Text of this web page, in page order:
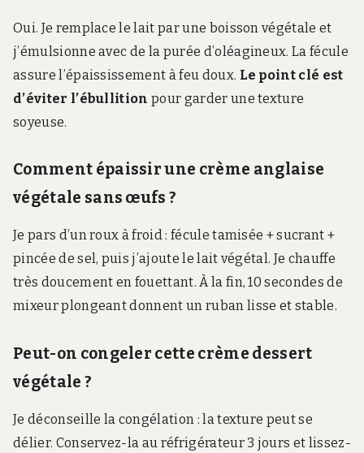
Oui. Je remplace le lait par une boisson végétale et
j’émulsionne avec de la purée d’oléagineux. La fécule
assure l’épaississement à feu doux. Le point clé est
d’éviter l’ébullition pour garder une texture
soyeuse.
Comment épaissir une crème anglaise
végétale sans œufs ?
Je pars d’un roux à froid : fécule tamisée + sucrant +
pincée de sel, puis j’ajoute le lait végétal. Je chauffe
très doucement en fouettant. À la fin, 10 secondes de
mixeur plongeant donnent un ruban lisse et stable.
Peut-on congeler cette crème dessert
végétale ?
Je déconseille la congélation : la texture peut se
délier. Conservez-la au réfrigérateur 3 jours et lissez-